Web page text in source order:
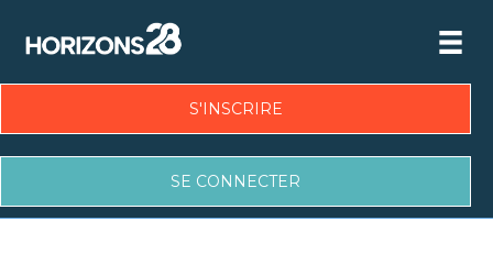
S'INSCRIRE
SE CONNECTER